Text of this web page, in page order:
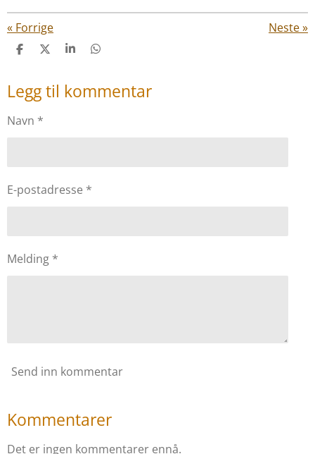
« Forrige Neste»
D
D
e
D
D
Legg til kommentar
Navn *
E-postadresse *
Melding *
Send inn kommentar
Kommentarer
Det er ingen kommentarer ennå.